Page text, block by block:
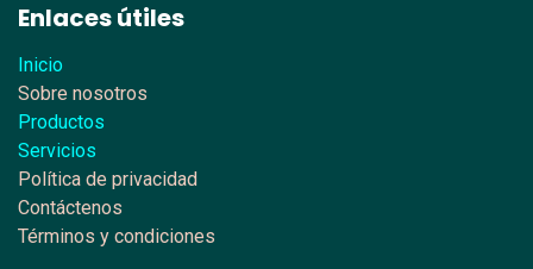
Enlaces útiles
Inicio
Sobre nosotros
Productos
Servicios
Política de privacidad
Contáctenos
Términos y condiciones